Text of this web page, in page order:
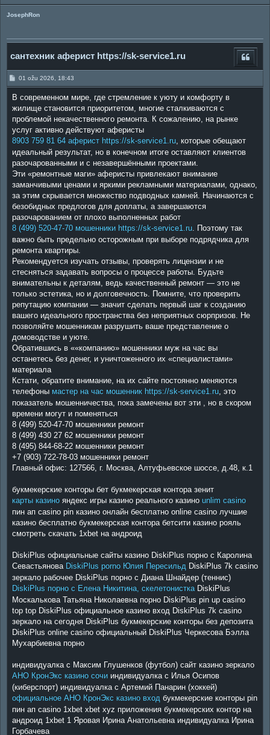
JosephRon
сантехник аферист https://sk-service1.ru
P
o
t
01 ožu 2026, 18:43
В современном мире, где стремление к уюту и комфорту в
жилище становится приоритетом, многие сталкиваются с
проблемой некачественного ремонта. К сожалению, на рынке
услуг активно действуют аферисты
8903 759 81 64 аферист https://sk-service1.ru, которые обещают
идеальный результат, но в конечном итоге оставляют клиентов
разочарованными и с незавершёнными проектами.
Эти «ремонтные маги» аферисты привлекают внимание
заманчивыми ценами и яркими рекламными материалами, однако,
за этим скрывается множество подводных камней. Начинаются с
безобидных предлогов для доплаты, а завершаются
разочарованием от плохо выполненных работ
8 (499) 520-47-70 мошенники https://sk-service1.ru. Поэтому так
важно быть предельно осторожным при выборе подрядчика для
ремонта квартиры.
Рекомендуется изучать отзывы, проверять лицензии и не
стесняться задавать вопросы о процессе работы. Будьте
внимательны к деталям, ведь качественный ремонт — это не
только эстетика, но и долговечность. Помните, что проверить
репутацию компании — значит сделать первый шаг к созданию
вашего идеального пространства без неприятных сюрпризов. Не
позволяйте мошенникам разрушить ваше представление о
домоводстве и уюте.
Обратившись в ««компанию» мошенники муж на час вы
останетесь без денег, и уничтоженного их «специалистами»
материала
Кстати, обратите внимание, на их сайте постоянно меняются
телефоны мастер на час мошенник https://sk-service1.ru, это
показатель мошенничества, пока замечены вот эти , но в скором
времени могут и поменяться
8 (499) 520-47-70 мошенники ремонт
8 (499) 430 27 62 мошенники ремонт
8 (495) 844-68-22 мошенники ремонт
+7 (903) 722-78-03 мошенники ремонт
Главный офис: 127566, г. Москва, Алтуфьевское шоссе, д.48, к.1
букмекерские конторы бет букмекерская контора зенит
карты казино яндекс игры казино реального казино unlim casino
пин ап casino pin казино онлайн бесплатно online casino лучшие
казино бесплатно букмекерская контора бетсити казино рояль
смотреть скачать 1xbet на андроид
DiskiPlus официальные сайты казино DiskiPlus порно с Каролина
Севастьянова DiskiPlus porno Юлия Пересильд DiskiPlus 7k casino
зеркало рабочее DiskiPlus порно с Диана Шнайдер (теннис)
DiskiPlus порно с Елена Никитина, скелетонисткаDiskiPlus
Москалькова Татьяна Николаевна порно DiskiPlus pin up casino
top top DiskiPlus официальное казино вход DiskiPlus 7k casino
зеркало на сегодня DiskiPlus букмекерские конторы без депозита
DiskiPlus online casino официальный DiskiPlus Черкесова Бэлла
Мухарбиевна порно
индивидуалка с Максим Глушенков (футбол) сайт казино зеркало
АНО КронЭкс казино сочи индивидуалка с Илья Осипов
(киберспорт) индивидуалка с Артемий Панарин (хоккей)
официальное АНО КронЭкс казино вход букмекерские конторы pin
пин ап casino 1xbet xbet xyz приложения букмекерских контор на
андроид 1xbet 1 Яровая Ирина Анатольевна индивидуалка Ирина
Горбачева